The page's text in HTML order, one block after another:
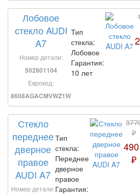
Лобовое
стекло AUDI
A7
Номер детали:
502801104
Еврокод:
8608AGACMVWZ1W
Тип
стекла:
Лобовое
Гарантия:
10 лет
Стекло
переднее
дверное
правое
AUDI A7
Номер детали:
Тип
стекла:
Переднее
дверное
правое
Гарантия:
₽
₽